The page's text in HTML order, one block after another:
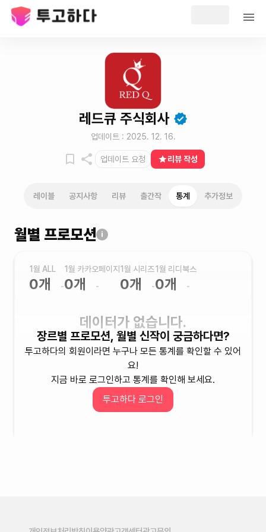
레드큐 주식회사
업데이트 : 2025. 12. 16.
업데이트 요청 리뷰 작성
레이블 공지사항 리뷰 출간작 통계 추가정보
월별 프로모션 i
1월 ALL
0개 -
1월 카카오페이지
0개 -
1월 시리즈
0개 -
1월 리디북스
0개 -
데이터가 없습니다.
* 위의 데이터는 프로모션(3다무, 12다무, 24다무,
매열무, 리다무)을 받은 작품을 기준으로 합니다.
* 12다무, 24다무 데이터는 2023년 01월부터 적
장르별 프로모션, 월별 신작이 궁금하다면?
투고하다의 회원이라면 누구나 모든 통계를 확인할 수 있어
요!
지금 바로 로그인하고 통계를 확인해 보세요.
투고하다 로그인